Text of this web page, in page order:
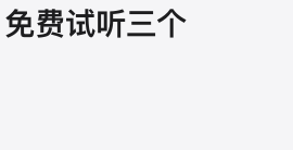
费试听三个